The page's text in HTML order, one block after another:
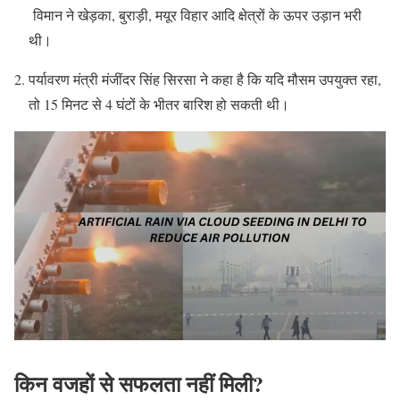
विमान ने खेड़का, बुराड़ी, मयूर विहार आदि क्षेत्रों के ऊपर उड़ान भरी
थी।
पर्यावरण मंत्री मंजींदर सिंह सिरसा ने कहा है कि यदि मौसम उपयुक्त रहा,
तो 15 मिनट से 4 घंटों के भीतर बारिश हो सकती थी।
किन वजहों से सफलता नहीं मिली?